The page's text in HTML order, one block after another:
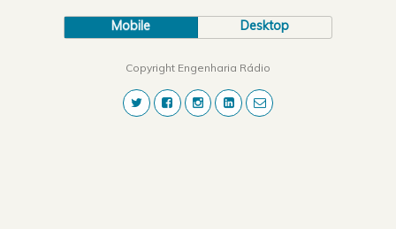
Mobile Desktop
Copyright Engenharia Rádio